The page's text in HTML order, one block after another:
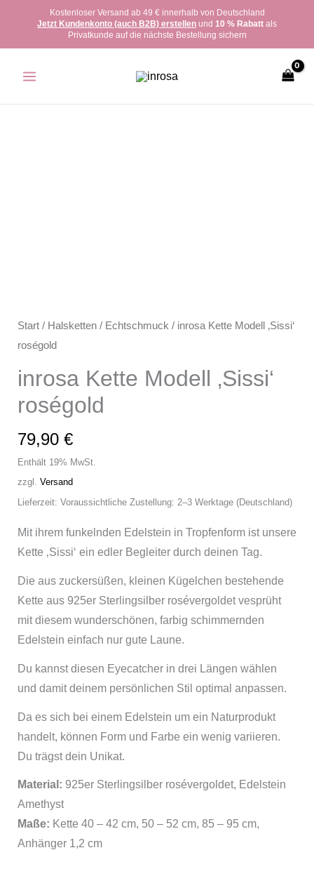
springen
Kostenloser Versand ab 49 € innerhalb von Deutschland
Jetzt Kundenkonto (auch B2B) erstellen und 10 % Rabatt als
Privatkunde auf die nächste Bestellung sichern
Start/ Halsketten/ Echtschmuck / inrosa Kette Modell ‚Sissi‘
roségold
inrosa Kette Modell ‚Sissi‘
roségold
79,90 €
Enthält 19% MwSt.
zzgl. Versand
Lieferzeit: Voraussichtliche Zustellung: 2–3 Werktage (Deutschland)
Mit ihrem funkelnden Edelstein in Tropfenform ist unsere
Kette ‚Sissi‘ ein edler Begleiter durch deinen Tag.
Die aus zuckersüßen, kleinen Kügelchen bestehende
Kette aus 925er Sterlingsilber rosévergoldet vesprüht
mit diesem wunderschönen, farbig schimmernden
Edelstein einfach nur gute Laune.
Du kannst diesen Eyecatcher in drei Längen wählen
und damit deinem persönlichen Stil optimal anpassen.
Da es sich bei einem Edelstein um ein Naturprodukt
handelt, können Form und Farbe ein wenig variieren.
Du trägst dein Unikat.
Material: 925er Sterlingsilber rosévergoldet, Edelstein
Amethyst
Maße: Kette 40 – 42 cm, 50 – 52 cm, 85 – 95 cm,
Anhänger 1,2 cm